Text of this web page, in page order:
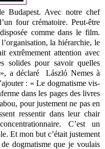
Budapest. Avec notre chef
four crématoire. Peut-être
comme dans le film.
la hiérarchie, le
extrêmement attention avec
solides pour savoir quelles
a déclaré László Nemes à
: « Le dogmatisme vis-
dans les pages des livres
pour justement ne pas en
ressentir dans leur chair
C’est un
Et mon but c’était justement
dogmatisme que je voulais